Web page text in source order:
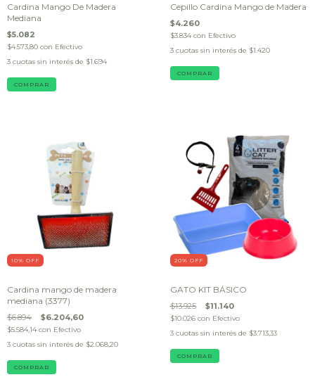
Cardina Mango De Madera
Mediana
$5.082
$4.573,80 con Efectivo
3 cuotas sin interés de $1.694
Cepillo Cardina Mango de Madera
$4.260
$3.834con Efectivo
3 cuotas sin interés de $1.420
10% OFF
Cardina mango de madera
mediana (3377)
$6.894 $6.204,60
$5.584,14con Efectivo
3 cuotas sin interés de $2.068,20
20% OFF
GATO KIT BÁSICO
$13.925 $11.140
$10.026 con Efectivo
3 cuotas sin interés de $3.713,33